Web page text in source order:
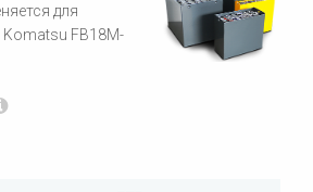
для
Komatsu FB18M-